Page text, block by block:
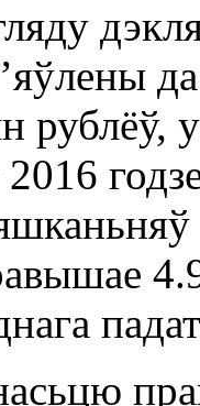
рублёў,
2016